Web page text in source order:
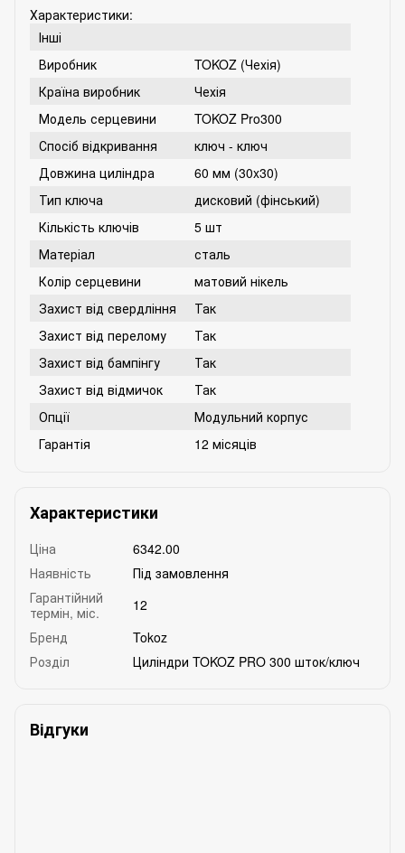
Характеристики:
Інші
Виробник
TOKOZ (Чехія)
Країна виробник
Чехія
Модель серцевини
TOKOZ Pro300
Спосіб відкривання
ключ - ключ
Довжина циліндра
60 мм (30x30)
Тип ключа
дисковий (фінський)
Кількість ключів
5 шт
Матеріал
сталь
Колір серцевини
матовий нікель
Захист від свердління
Так
Захист від перелому
Так
Захист від бампінгу
Так
Захист від відмичок
Так
Опції
Модульний корпус
Гарантія
12 місяців
Характеристики
Ціна
6342.00
Наявність
Під замовлення
Гарантійний
термін, міс.
12
Бренд
Tokoz
Розділ
Циліндри TOKOZ PRO 300 шток/ключ
Відгуки